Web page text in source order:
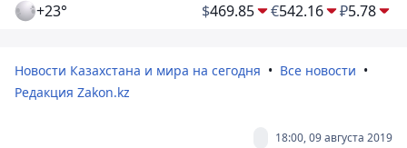
+23° $469.85 €542.16 ₽5.78
Новости Казахстана и мира на сегодня
Все новости
Редакция Zakon.kz
18:00, 09 августа 2019